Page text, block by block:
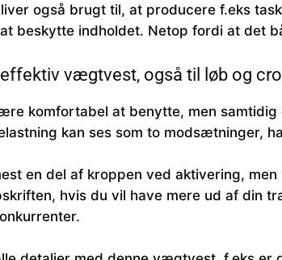
også brugt til, at producere f.eks
beskytte indholdet. Netop fordi at det
vægtvest, også til løb og
komfortabel at benytte, men
kan ses som to modsætninger,
en del af kroppen ved aktivering,
hvis du vil have mere ud af din